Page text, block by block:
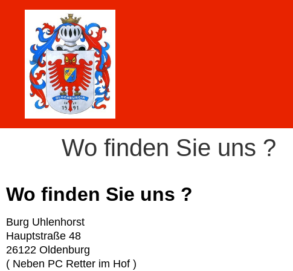
Wo finden Sie uns ?
Wo finden Sie uns ?
Burg Uhlenhorst
Hauptstraße 48
26122 Oldenburg
( Neben PC Retter im Hof )